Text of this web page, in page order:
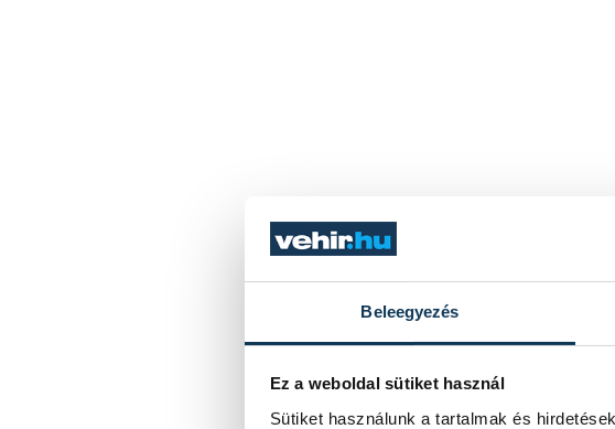
Beleegyezés
Ez a weboldal sütiket használ
Sütiket használunk a tartalmak és